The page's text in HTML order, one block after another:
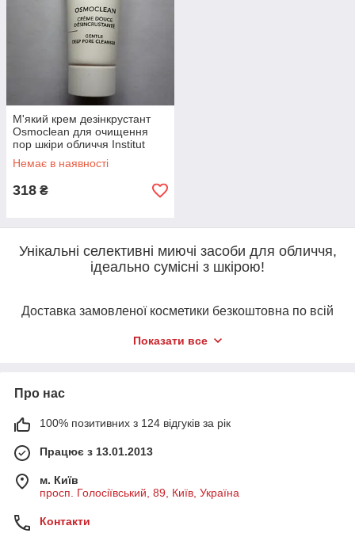
М'який крем дезінкрустант
Osmoclean для очищення
пор шкіри обличчя Institut
Esthederm,75ml
Немає в наявності
318 ₴
Унікальні селективні миючі засоби для обличчя,
ідеально сумісні з шкірою!
Доставка замовленої косметики безкоштовна по всій
очищають обличчя разом з корисними для верхнього шару
сухості та беззахисності шкіри.
представляє унікальну очисну програму, яка ідеально
поєднується зі структурою шкіри.
Лабораторія Інститут Эстедерм, опирающая на принципи
Показати все
Про нас
100% позитивних з 124 відгуків за рік
Працює з 13.01.2013
м. Київ
просп. Голосіївський, 89, Київ, Україна
Контакти